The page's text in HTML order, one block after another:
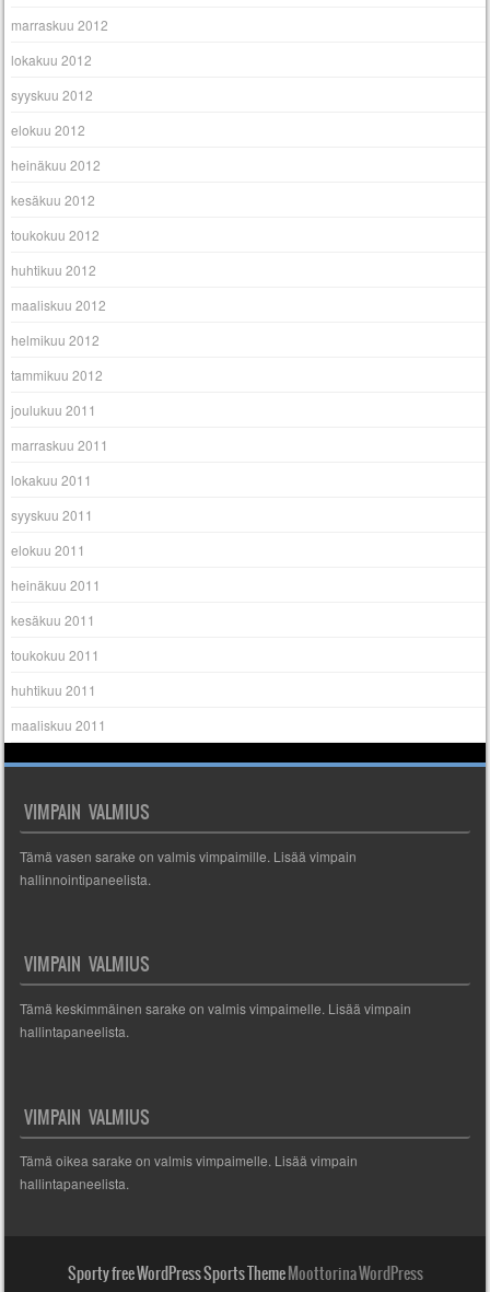
marraskuu 2012
lokakuu 2012
syyskuu 2012
elokuu 2012
heinäkuu 2012
kesäkuu 2012
toukokuu 2012
huhtikuu 2012
maaliskuu 2012
helmikuu 2012
tammikuu 2012
joulukuu 2011
marraskuu 2011
lokakuu 2011
syyskuu 2011
elokuu 2011
heinäkuu 2011
kesäkuu 2011
toukokuu 2011
huhtikuu 2011
maaliskuu 2011
VIMPAIN VALMIUS
Tämä vasen sarake on valmis vimpaimille. Lisää vimpain
hallinnointipaneelista.
VIMPAIN VALMIUS
Tämä keskimmäinen sarake on valmis vimpaimelle. Lisää vimpain
hallintapaneelista.
VIMPAIN VALMIUS
Tämä oikea sarake on valmis vimpaimelle. Lisää vimpain
hallintapaneelista.
Sporty free WordPress Sports ThemeMoottorina WordPress